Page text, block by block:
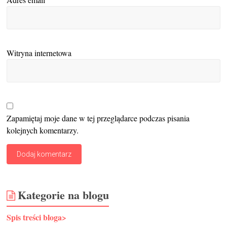
Witryna internetowa
Zapamiętaj moje dane w tej przeglądarce podczas pisania
kolejnych komentarzy.
Kategorie na blogu
Spis treści bloga>